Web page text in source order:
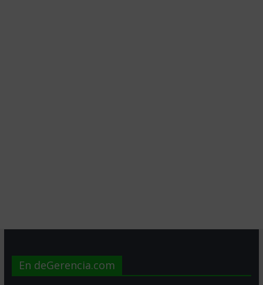
En deGerencia.com